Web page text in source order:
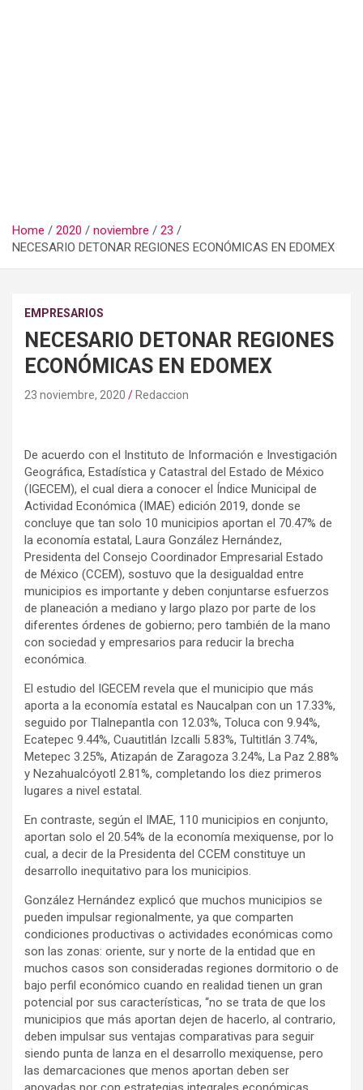
Home 2020 noviembre
23
NECESARIO DETONAR REGIONES ECONÓMICAS EN EDOMEX
EMPRESARIOS
NECESARIO DETONAR REGIONES
ECONÓMICAS EN EDOMEX
23 noviembre, 2020 Redaccion
De acuerdo con el Instituto de Información e Investigación
Geográfica, Estadística y Catastral del Estado de México
(IGECEM), el cual diera a conocer el Índice Municipal de
Actividad Económica (IMAE) edición 2019, donde se
concluye que tan solo 10 municipios aportan el 70.47% de
la economía estatal, Laura González Hernández,
Presidenta del Consejo Coordinador Empresarial Estado
de México (CCEM), sostuvo que la desigualdad entre
municipios es importante y deben conjuntarse esfuerzos
de planeación a mediano y largo plazo por parte de los
diferentes órdenes de gobierno; pero también de la mano
con sociedad y empresarios para reducir la brecha
económica.
El estudio del IGECEM revela que el municipio que más
aporta a la economía estatal es Naucalpan con un 17.33%,
seguido por Tlalnepantla con 12.03%, Toluca con 9.94%,
Ecatepec 9.44%, Cuautitlán Izcalli 5.83%, Tultitlán 3.74%,
Metepec 3.25%, Atizapán de Zaragoza 3.24%, La Paz 2.88%
y Nezahualcóyotl 2.81%, completando los diez primeros
lugares a nivel estatal.
En contraste, según el IMAE, 110 municipios en conjunto,
aportan solo el 20.54% de la economía mexiquense, por lo
cual, a decir de la Presidenta del CCEM constituye un
desarrollo inequitativo para los municipios.
González Hernández explicó que muchos municipios se
pueden impulsar regionalmente, ya que comparten
condiciones productivas o actividades económicas como
son las zonas: oriente, sur y norte de la entidad que en
muchos casos son consideradas regiones dormitorio o de
bajo perfil económico cuando en realidad tienen un gran
potencial por sus características, “no se trata de que los
municipios que más aportan dejen de hacerlo, al contrario,
deben impulsar sus ventajas comparativas para seguir
siendo punta de lanza en el desarrollo mexiquense, pero
las demarcaciones que menos aportan deben ser